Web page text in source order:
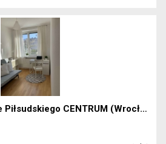
1pok, 15met, okolice Piłsudskiego CENTRUM (Wrocław...